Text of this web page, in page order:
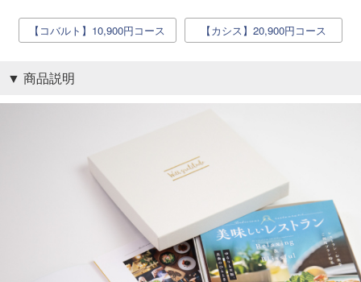
【コバルト】10,900円コース 【カシス】20,900円コース
商品説明